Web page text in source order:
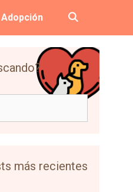
Adopción
más recientes